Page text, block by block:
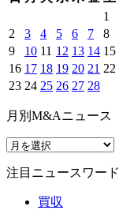
1
2
3 4 5 6 7
8
9
10 11 12 13 14 15
16 17 18 19 20 21 22
23 24 25 26 27 28
月別M&Aニュース
注目ニュースワード
買収